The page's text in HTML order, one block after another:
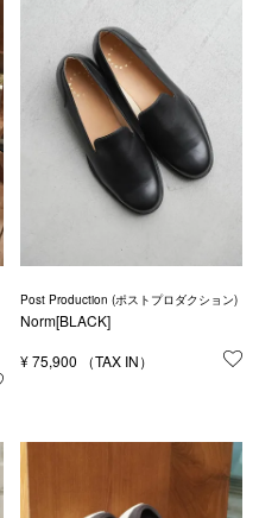
Post Production (ポストプロダクション)
Norm[BLACK]
¥75,900